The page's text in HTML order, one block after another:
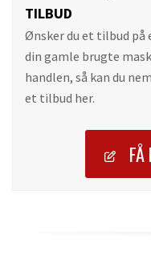
TILBUD
Ønsker du et tilbud på
din gamle brugte
handlen, så kan du
et tilbud her.